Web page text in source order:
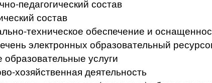
педагогический состав
состав
техническое обеспечение и
электронных образовательный
услуги
хозяйственная деятельность